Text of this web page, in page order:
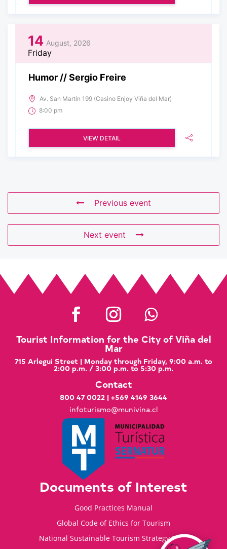
14 August, 2026
Friday
Humor // Sergio Freire
Av. San Martín 199 (Casino Enjoy Viña del Mar)
8:00 pm
VIEW DETAIL
Previous event
Next event
Tourist Information for the City of Viña del
Mar
715 Arlegui Street | Monday through Friday, 9:00 a.m. to
2:00 p.m. / 3:00 p.m. to 5:30 p.m.
Contact
800 47 0022 | +569 4149 3644
infoturismo@munivina.cl
Documents of Interest
Good Practices Manual
Global Code of Ethics for Tourism
National Sustainable Tourism Strategy 2035